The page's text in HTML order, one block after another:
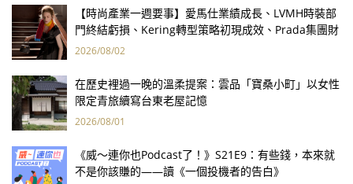
【時尚產業一週要事】愛馬仕業績成長、LVMH時裝部
門終結虧損、Kering轉型策略初現成效、Prada集團財
報亮眼
2026/08/02
在歷史裡過一晚的溫柔提案：雲品「寶桑小町」以女性
限定青旅續寫台東老屋記憶
2026/08/01
《威～連你也Podcast了！》S21E9：有些錢，本來就
不是你該賺的——讀《一個投機者的告白》